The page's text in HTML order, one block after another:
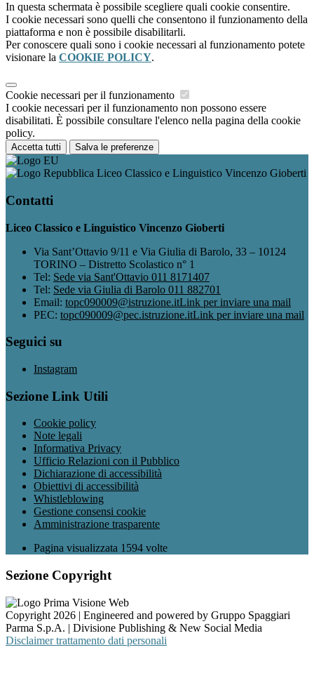
In questa schermata è possibile scegliere quali cookie consentire.
I cookie necessari sono quelli che consentono il funzionamento della
piattaforma e non è possibile disabilitarli.
Per conoscere quali sono i cookie necessari al funzionamento potete
visionare la COOKIE POLICY.
Cookie necessari per il funzionamento
I cookie necessari per il funzionamento non possono essere
disabilitati. È possibile consultare l'elenco nella pagina della cookie
policy.
Accetta tutti Salva le preferenze
Liceo Classico e Linguistico Vincenzo Gioberti
Contatti
Liceo Classico e Linguistico Vincenzo Gioberti
Via Sant’Ottavio 9/11 e Via Giulia di Barolo, 33 – 10124
TORINO – Distretto Scolastico n° 1
Tel: Sede via Sant'Ottavio 011 8171407
Tel: Sede via Giulia di Barolo 011 882701
Email: topc090009@istruzione.itLink per inviare una mail
PEC: topc090009@pec.istruzione.itLink per inviare una mail
Seguici su
Instagram
Sezione Link Utili
Cookie policy
Note legali
Informativa Privacy
Ufficio Relazioni con il Pubblico
Dichiarazione di accessibilità
Obiettivi di accessibilità
Whistleblowing
Gestione consensi cookie
Amministrazione trasparente
Pagina visualizzata 1594 volte
Sezione Copyright
Copyright 2026 | Engineered and powered by Gruppo Spaggiari
Parma S.p.A. | Divisione Publishing & New Social Media
Disclaimer trattamento dati personali